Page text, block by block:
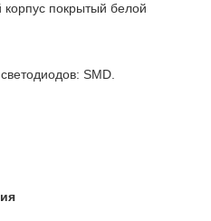
покрытый белой
SMD.